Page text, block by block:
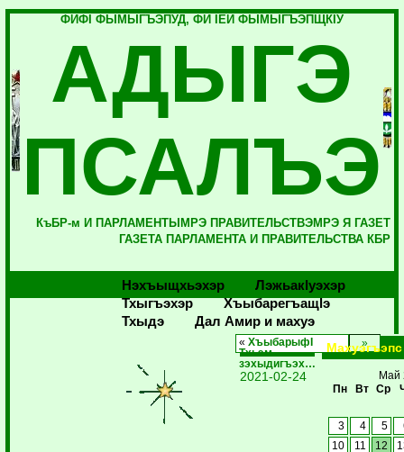
ФИФI ФЫМЫГЪЭПУД, ФИ IЕЙ ФЫМЫГЪЭПЩКIУ
АДЫГЭ
ПСАЛЪЭ
КъБР-м И ПАРЛАМЕНТЫМРЭ ПРАВИТЕЛЬСТВЭМРЭ Я ГАЗЕТ
ГАЗЕТА ПАРЛАМЕНТА И ПРАВИТЕЛЬСТВА КБР
Нэхъыщхьэхэр
Лэжьакlуэхэр
Тхыгъэхэр
Хъыбарегъащlэ
Тхыдэ
Дал Амир и махуэ
«ХъыбарыфI
Тхьэм
зэхыдигъэх…
2021-02-24
Махуэгъэпс
Май
Пн
Вт Ср
3 4 5
10
11 12